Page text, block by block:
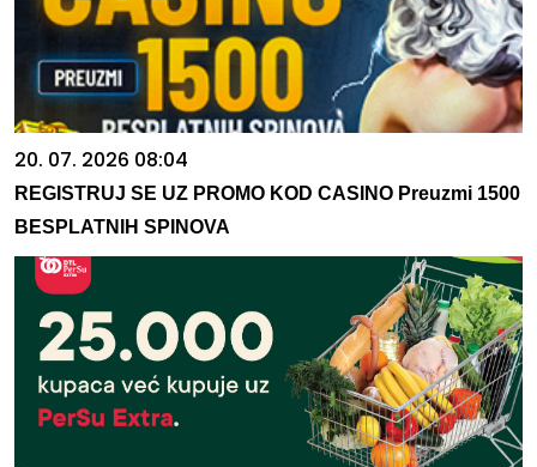
20. 07. 2026 08:04
REGISTRUJ SE UZ PROMO KOD CASINO Preuzmi 1500
BESPLATNIH SPINOVA